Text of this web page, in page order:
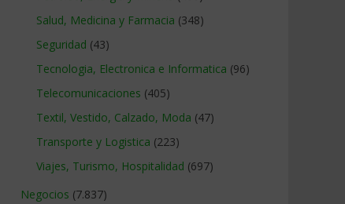
Salud, Medicina y Farmacia (348)
Seguridad (43)
Tecnologia, Electronica e Informatica (96)
Telecomunicaciones (405)
Textil, Vestido, Calzado, Moda (47)
Transporte y Logistica (223)
Viajes, Turismo, Hospitalidad (697)
Negocios (7.837)